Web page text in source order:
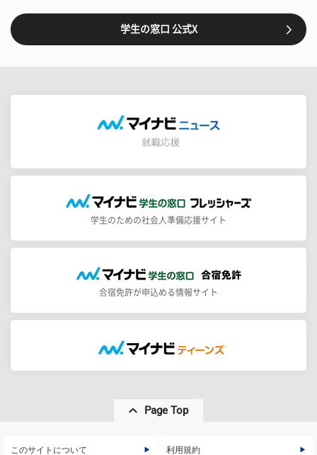
学生の窓口 公式X
学生のための社会人準備応援サイト
合宿免許が申込める情報サイト
Page Top
このサイトについて 利用規約